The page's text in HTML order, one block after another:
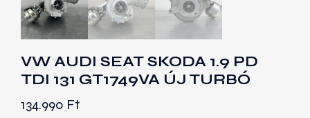
VW AUDI SEAT SKODA 1.9 PD
TDI 131 GT1749VA ÚJ TURBÓ
134.990 Ft